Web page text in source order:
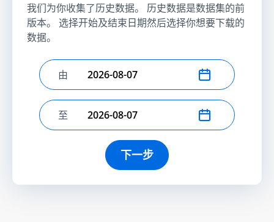
我们为你收集了历史数据。 历史数据是数据集的前
版本。 选择开始及结束日期然后选择你想要下载的
数据。
选择开始日期
由
选择结束日期
至
下一步